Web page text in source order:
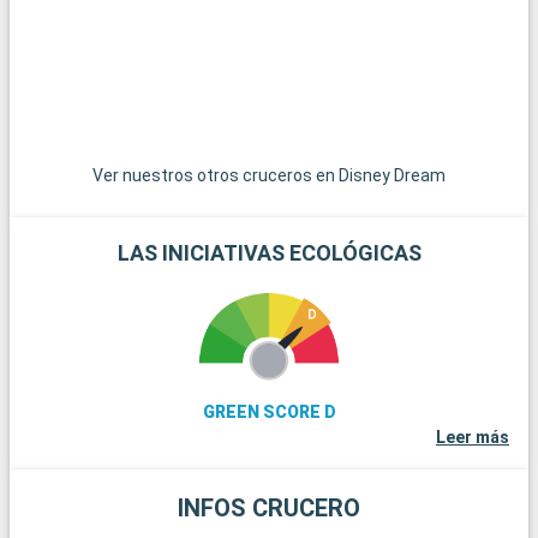
Ver nuestros otros cruceros en Disney Dream
LAS INICIATIVAS ECOLÓGICAS
GREEN SCORE D
Leer más
INFOS CRUCERO